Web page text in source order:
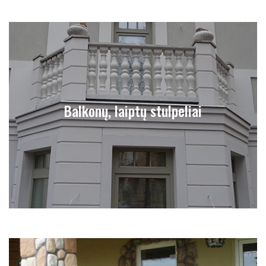
Balkonų, laiptų stulpeliai
Balkonų, laiptų stulpeliai